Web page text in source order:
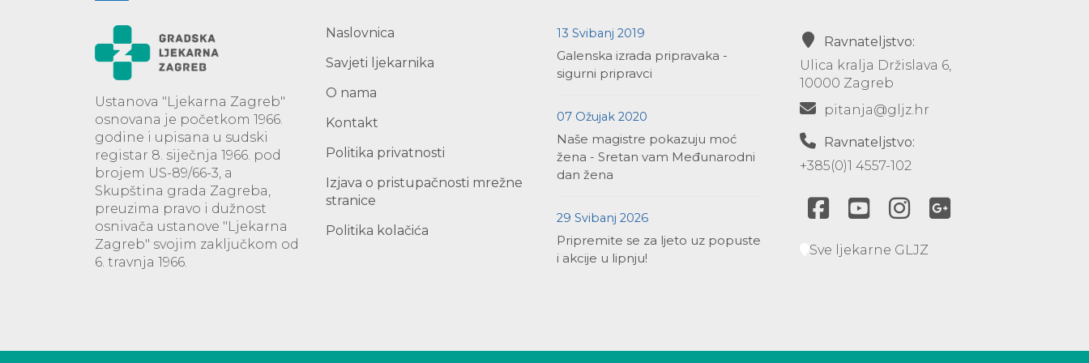
Ustanova "Ljekarna Zagreb"
osnovana je početkom 1966.
godine i upisana u sudski
registar 8. siječnja 1966. pod
brojem US-89/66-3, a
Skupština grada Zagreba,
preuzima pravo i dužnost
osnivača ustanove "Ljekarna
Zagreb" svojim zaključkom od
6. travnja 1966.
Naslovnica
Savjeti ljekarnika
O nama
Kontakt
Politika privatnosti
Izjava o pristupačnosti mrežne
stranice
Politika kolačića
13 Svibanj 2019
Galenska izrada pripravaka -
sigurni pripravci
07 Ožujak 2020
Naše magistre pokazuju moć
žena - Sretan vam Međunarodni
dan žena
29 Svibanj 2026
Pripremite se za ljeto uz popuste
i akcije u lipnju!
Ravnateljstvo:
Ulica kralja Držislava 6,
10000 Zagreb
pitanja@gljz.hr
Ravnateljstvo:
+385(0)1 4557-102
Sve ljekarne GLJZ